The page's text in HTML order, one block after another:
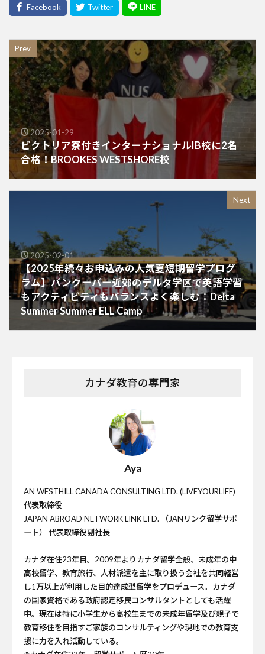
Prev
2025-01-29
ビクトリア寮付きインターナショナルIB校に2名
合格！BROOKES WESTSHORE校
Next
2025-02-01
【2025年続々お申込みの人気夏短期留学プログ
ラム】バンクーバー近郊のデルタ学区で英語学習
もアクティビティもバランスよく楽しむ：Delta
Summer Summer ELL Camp
カナダ教育の専門家
Aya
AN WESTHILL CANADA CONSULTING LTD. (LIVEYOURLIFE)
代表取締役
JAPAN ABROAD NETWORK LINK LTD. （JANリンク留学サポ
ート） 代表取締役副社長
カナダ在住23年目。2009年よりカナダ留学全般、未成年の中
高校留学、教育旅行、人材派遣を主に取り扱う会社を共同経営
し1万以上が利用した目的達成型留学をプロデュース。カナダ
の国家資格である政府認定移民コンサルタントとしても活躍
中。現在は特に小学生から高校生までの未成年留学及び親子で
教育移住を目指すご家族のコンサルティングや現地での教育支
援に力を入れ活動している。